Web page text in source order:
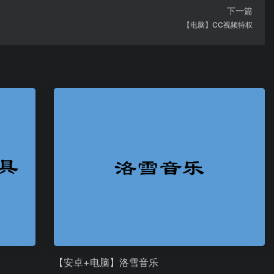
下一篇
【电脑】CC视频特权
【安卓+电脑】洛雪音乐